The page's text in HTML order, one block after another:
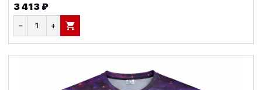
3 413 ₽
− + В КОРЗИНУ